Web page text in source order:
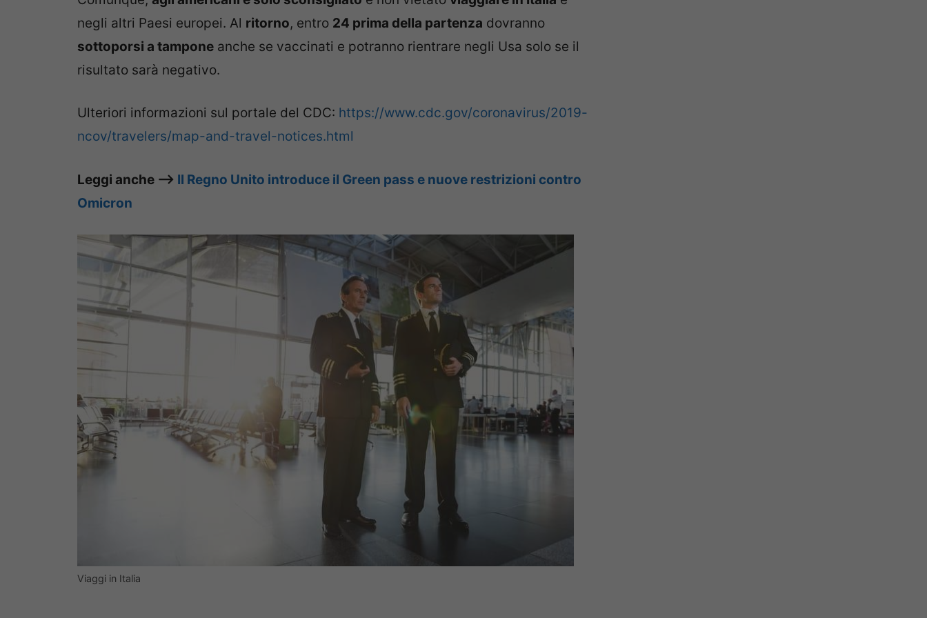
negli altri Paesi europei. Al ritorno, entro 24 prima della partenza dovranno
sottoporsi a tampone anche se vaccinati e potranno rientrare negli Usa solo se il
risultato sarà negativo.
Ulteriori informazioni sul portale del CDC: https://www.cdc.gov/coronavirus/2019-
ncov/travelers/map-and-travel-notices.html
Leggi anche –> Il Regno Unito introduce il Green pass e nuove restrizioni contro
Omicron
Viaggi in Italia